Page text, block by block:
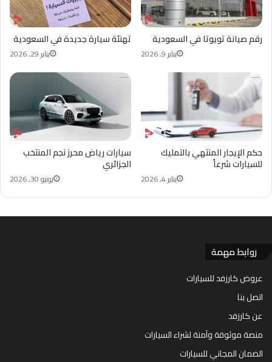
تهنئة سيارة جديدة في السعودية
يناير 29, 2026
رقم صيانة تويوتا في السعودية
يناير 9, 2026
سيارات رياض محرز نجم المنتخب
الجزائري
يونيو 30, 2026
حكم الإيجار المنتهي بالتمليك
للسيارات شرعاً
يناير 4, 2026
روابط مهمة
عروض كارزفد للسيارات
اتصل بنا
عن كارزفد
منصة موثوقة وآمنة لشراء السيارات
الضمان المجاني للسيارات